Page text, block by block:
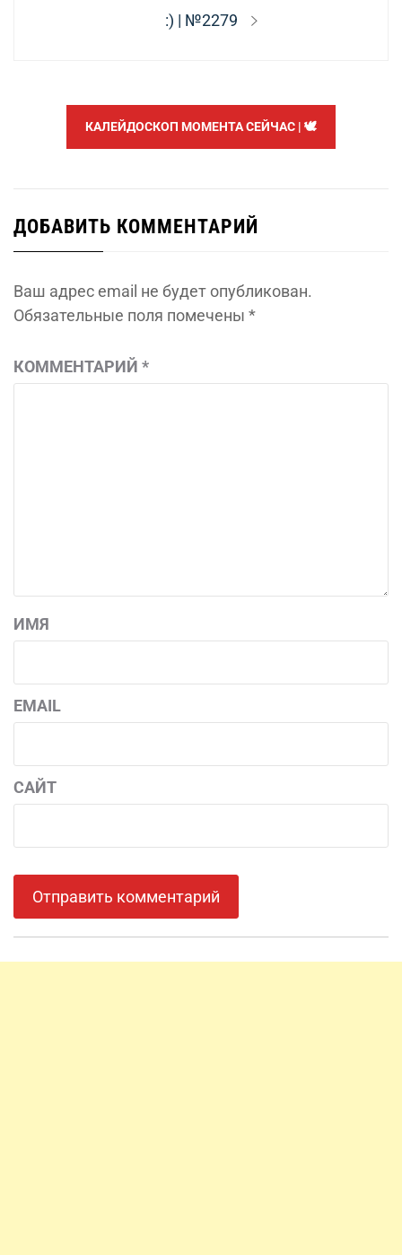
Следующая
:) | №2279
КАЛЕЙДОСКОП МОМЕНТА СЕЙЧАС | 🕊️
ДОБАВИТЬ КОММЕНТАРИЙ
Ваш адрес email не будет опубликован.
Обязательные поля помечены *
КОММЕНТАРИЙ *
ИМЯ
EMAIL
САЙТ